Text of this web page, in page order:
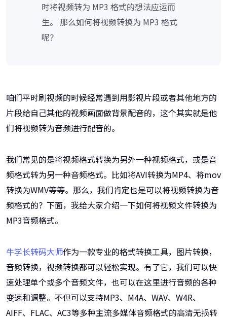
时将视频转为 MP3 格式的想法应运而
生。 那么如何将视频转换为 MP3 格式
呢？
咱们平时刷视频的时候经常遇到用影视片段或者其他地方的
片段给自己其他的视频画面做背景配音的，这个其实就是他
们将视频转为音频进行配音的。
我们常见的是将视频格式转换为另外一种视频格式，或是音
频格式转为另一种音频格式。比如将AVI转换为MP4、将mov
转换为WMV等等。那么，我们肯定也是可以将视频转换为音
频格式的？下面，我给大家介绍一下如何将视频文件转换为
MP3音频格式。
牛学长转码大师作为一款专业的格式转换工具，图片转换，
音频转换，视频转换都可以轻松实现。有了它，我们可以快
速处理单个或多个音频文件，也可以在这里进行音频的各种
变速和调整。不但可以支持MP3、M4A、WAV、W4R、
AIFF、FLAC、AC3等多种主流多媒体音频格式的高清无损转